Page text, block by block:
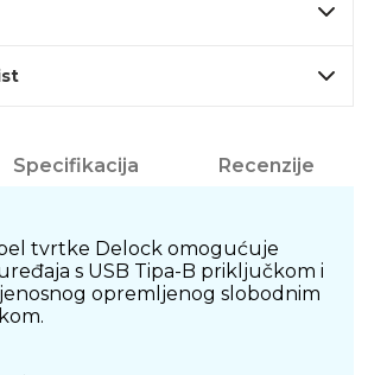
Specifikacija Recenzije
tvrtke Delock omogućuje
s USB Tipa-B priključkom i
opremljenog slobodnim